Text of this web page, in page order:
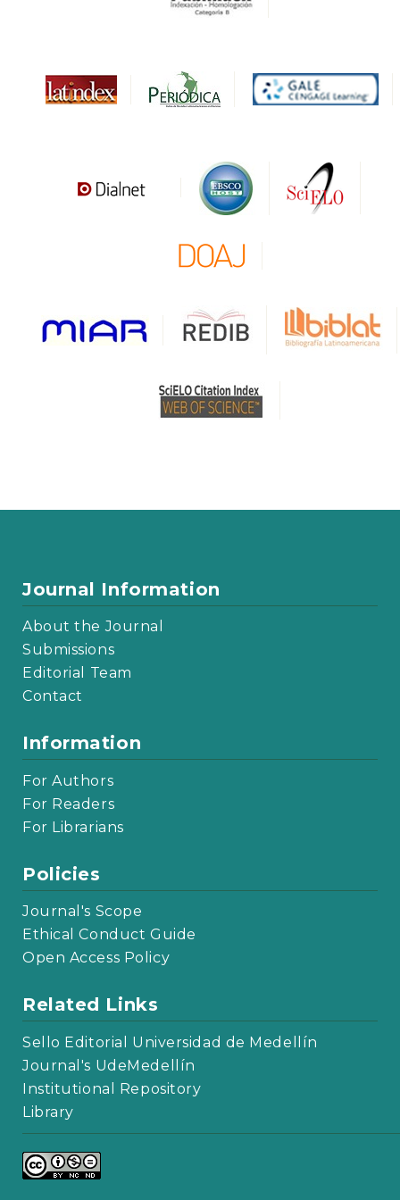
Journal Information
About the Journal
Submissions
Editorial Team
Contact
Information
For Authors
For Readers
For Librarians
Policies
Journal's Scope
Ethical Conduct Guide
Open Access Policy
Related Links
Sello Editorial Universidad de Medellín
Journal's UdeMedellín
Institutional Repository
Library